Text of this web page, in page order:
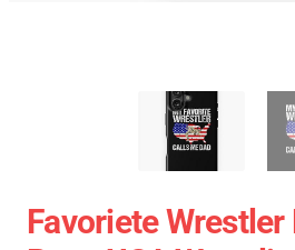
Favoriete